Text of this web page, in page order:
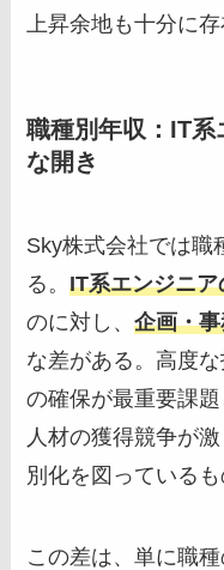
上昇余地も十分に存
職種別年収：IT系
な開き
Sky株式会社では職
る。IT系エンジニ
のに対し、企画・
な差がある。高度
の確保が最重要課
人材の獲得競争が
別化を図っているも
この差は、単に職